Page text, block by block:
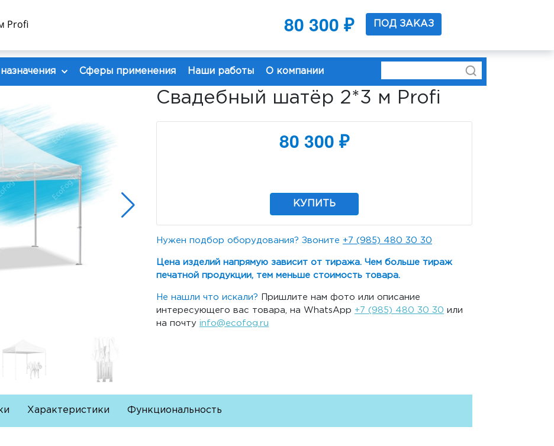
8 926 137 0219
Сферы применения Наши работы О компании
Свадебный шатёр 2*3 м Profi
80 300 ₽
КУПИТЬ
Нужен подбор оборудования? Звоните +7 (985) 480 30 30
Цена изделий напрямую зависит от тиража. Чем больше тираж
печатной продукции, тем меньше стоимость товара.
Не нашли что искали? Пришлите нам фото или описание
интересующего вас товара, на WhatsApp +7 (985) 480 30 30 или
на почту info@ecofog.ru
Характеристики Функциональность
Profi 80 300 ₽ ПОД ЗАКАЗ